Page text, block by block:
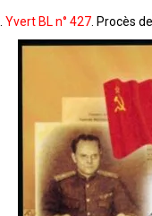
Yvert BL n° 427. Procès